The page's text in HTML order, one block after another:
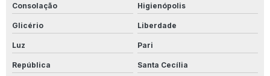
Válvulas 3 vias
Vaso de osmose
Consolação Higienópolis
Glicério Liberdade
Luz Pari
República Santa Cecília